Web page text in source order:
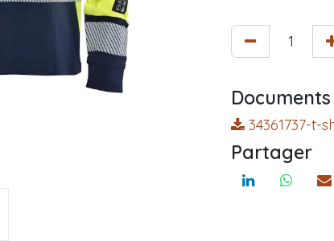
Documents
34361737-t-
Partager